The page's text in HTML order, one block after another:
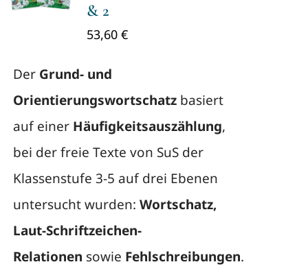
& 2
53,60 €
Der Grund- und
Orientierungswortschatzbasiert
auf einer Häufigkeitsauszählung,
bei der freie Texte von SuS der
Klassenstufe 3-5 auf drei Ebenen
untersucht wurden: Wortschatz,
Laut-Schriftzeichen-
Relationen sowie Fehlschreibungen.